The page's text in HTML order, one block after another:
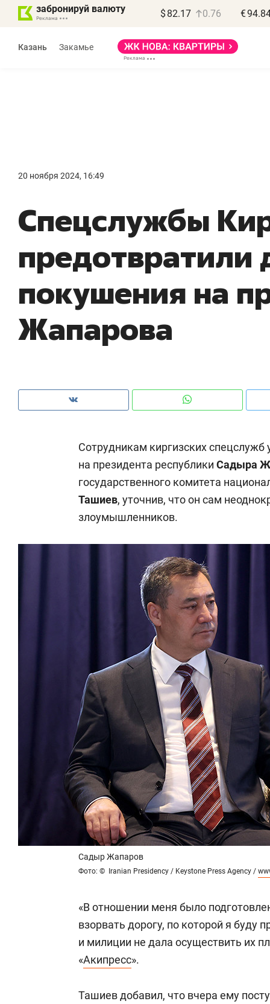
забронируй валюту $ 82.17 0.76 €
Казань Закамье
20 ноября 2024, 16:49
Спецслужбы
предотвратили
покушения на
Жапарова
Сотрудникам киргизских
на президента республики Садыра
государственного комитета
Ташиев, уточнив, что он сам
злоумышленников.
Садыр Жапаров
Фото: © Iranian Presidency / Keystone Press Agency /
«В отношении меня было
взорвать дорогу, по которой я буду
и милиции не дала осуществить их
«Акипресс».
Ташиев добавил, что вчера ему
150 камер до квартиры и Face
ID вместо ключа: какой будет
Рекомендуем
Опыт